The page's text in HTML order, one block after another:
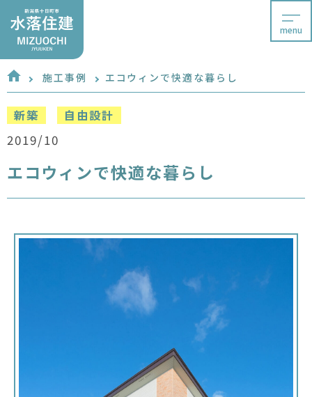
menu
施工事例 エコウィンで快適な暮らし
新築 自由設計
2019/10
エコウィンで快適な暮らし